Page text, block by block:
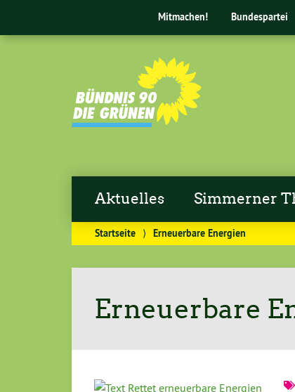
Mitmachen! Bundespartei
Aktuelles Simmerner
Startseite ⟩ Erneuerbare Energien
Erneuerbare